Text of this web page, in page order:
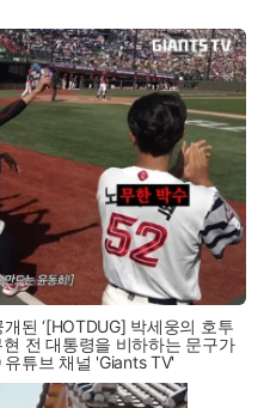
된 ‘[HOTDUG] 박세웅의 호투
전 대통령을 비하하는 문구가
튜브 채널 'Giants TV'